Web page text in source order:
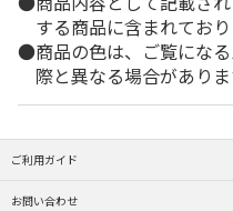
する商品に含まれており
商品の色は、ご覧にな
際と異なる場合がありま
ご利用ガイド
お問い合わせ